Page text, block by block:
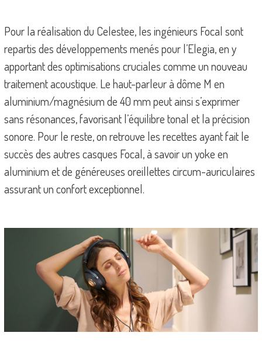
Pour la réalisation du Celestee, les ingénieurs Focal sont
repartis des développements menés pour l’Elegia, en y
apportant des optimisations cruciales comme un nouveau
traitement acoustique. Le haut-parleur à dôme M en
aluminium/magnésium de 40 mm peut ainsi s’exprimer
sans résonances, favorisant l’équilibre tonal et la précision
sonore. Pour le reste, on retrouve les recettes ayant fait le
succès des autres casques Focal, à savoir un yoke en
aluminium et de généreuses oreillettes circum-auriculaires
assurant un confort exceptionnel.